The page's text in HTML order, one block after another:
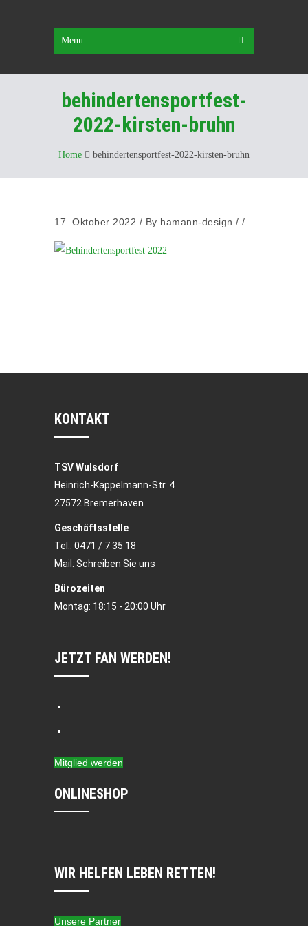
Menu
behindertensportfest-
2022-kirsten-bruhn
Home behindertensportfest-2022-kirsten-bruhn
17. Oktober 2022 / By hamann-design / /
KONTAKT
TSV Wulsdorf
Heinrich-Kappelmann-Str. 4
27572 Bremerhaven
Geschäftsstelle
Tel.: 0471 / 7 35 18
Mail: Schreiben Sie uns
Bürozeiten
Montag: 18:15 - 20:00 Uhr
JETZT FAN WERDEN!
Mitglied werden
ONLINESHOP
WIR HELFEN LEBEN RETTEN!
Unsere Partner